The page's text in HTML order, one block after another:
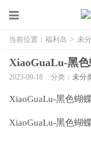
当前位置： 福利岛 > 未
XiaoGuaLu-黑
2023-09-18 分类： 未分
XiaoGuaLu-黑色蝴
XiaoGuaLu-黑色蝴